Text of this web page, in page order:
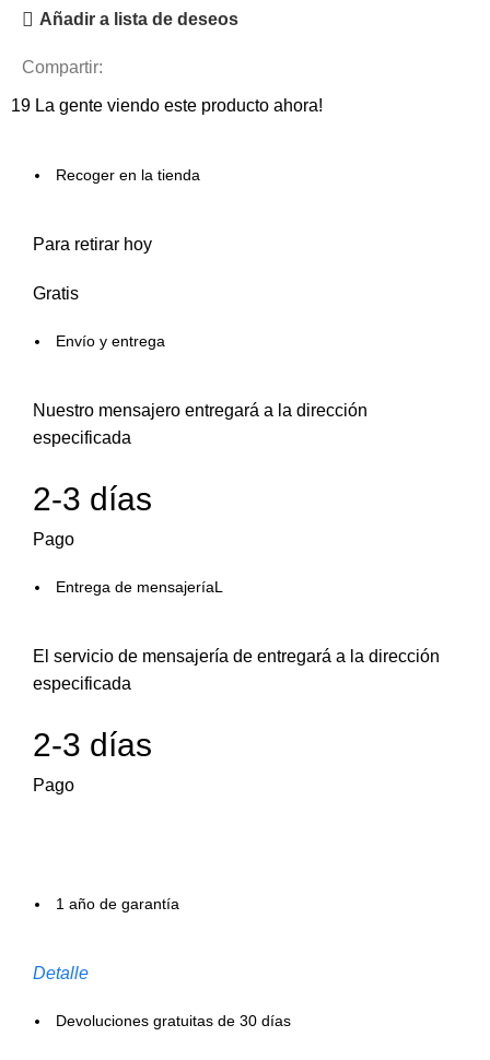
Añadir a lista de deseos
Compartir:
19 La gente viendo este producto ahora!
Recoger en la tienda
Para retirar hoy
Gratis
Envío y entrega
Nuestro mensajero entregará a la dirección
especificada
2-3 días
Pago
Entrega de mensajeríaL
El servicio de mensajería de entregará a la dirección
especificada
2-3 días
Pago
1 año de garantía
Detalle
Devoluciones gratuitas de 30 días